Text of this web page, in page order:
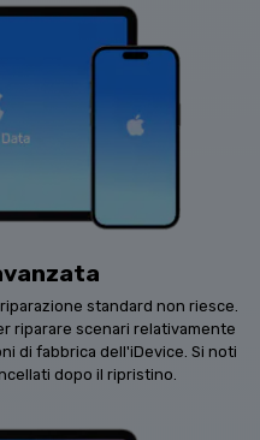
standard non riesce.
riparare scenari relativamente
di fabbrica dell'iDevice. Si noti
dopo il ripristino.